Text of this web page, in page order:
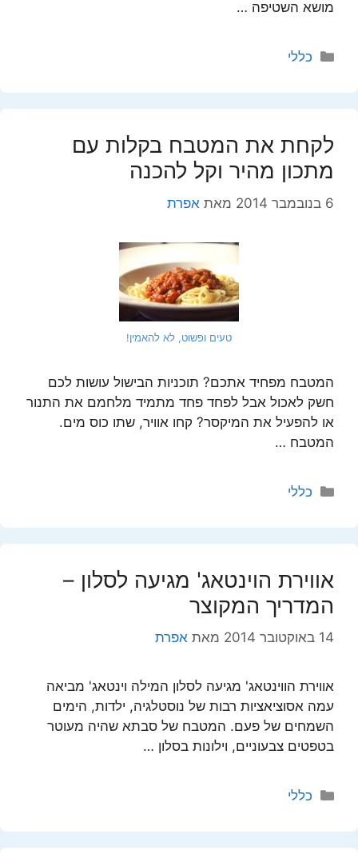
מושא השטיפה …
קטגוריות
כללי
לקחת את המטבח בקלות עם
מתכון מהיר וקל להכנה
6 בנובמבר 2014 מאת אפרת
טעים ופשוט, לא להאמין!
המטבח מפחיד אתכם? תוכניות הבישול עושות לכם
חשק לאכול אבל לפחד פחד מתמיד מלחמם את התנור
או להפעיל את המיקסר? קחו אוויר, שתו כוס מים.
המטבח …
קטגוריות
כללי
אווירת הוינטאג' מגיעה לסלון –
המדריך המקוצר
14 באוקטובר 2014 מאת אפרת
אווירת הווינטאג' מגיעה לסלון המילה וינטאג' מביאה
עמה אסוציאציות רבות של נוסטלגיה, ילדות, הימים
השמחים של פעם. המטבח של סבתא שהיה מעוטר
בטפטים צבעוניים, וילונות בסלון …
קטגוריות
כללי